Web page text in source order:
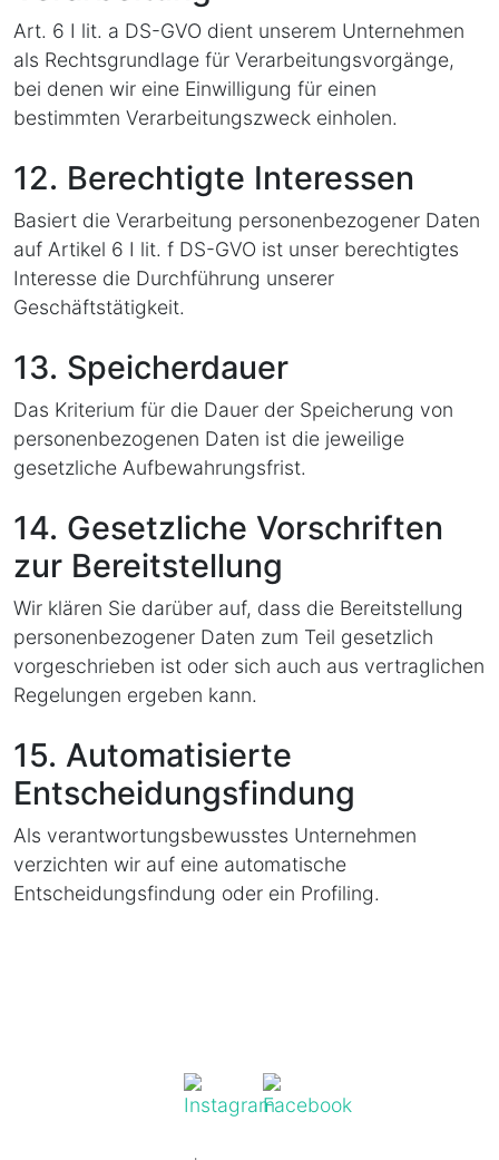
Art. 6 I lit. a DS-GVO dient unserem Unternehmen
als Rechtsgrundlage für Verarbeitungsvorgänge,
bei denen wir eine Einwilligung für einen
bestimmten Verarbeitungszweck einholen.
12. Berechtigte Interessen
Basiert die Verarbeitung personenbezogener Daten
auf Artikel 6 I lit. f DS-GVO ist unser berechtigtes
Interesse die Durchführung unserer
Geschäftstätigkeit.
13. Speicherdauer
Das Kriterium für die Dauer der Speicherung von
personenbezogenen Daten ist die jeweilige
gesetzliche Aufbewahrungsfrist.
14. Gesetzliche Vorschriften
zur Bereitstellung
Wir klären Sie darüber auf, dass die Bereitstellung
personenbezogener Daten zum Teil gesetzlich
vorgeschrieben ist oder sich auch aus vertraglichen
Regelungen ergeben kann.
15. Automatisierte
Entscheidungsfindung
Als verantwortungsbewusstes Unternehmen
verzichten wir auf eine automatische
Entscheidungsfindung oder ein Profiling.